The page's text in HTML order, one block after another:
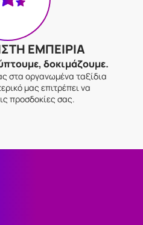
ΕΜΠΕΙΡΙΑ
δοκιμάζουμε.
στα οργανωμένα ταξίδια
μας επιτρέπει να
προσδοκίες σας.